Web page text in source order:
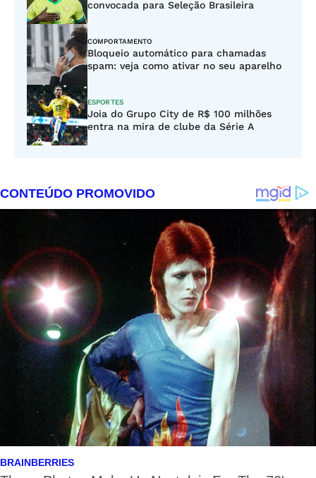
convocada para Seleção Brasileira
COMPORTAMENTO
Bloqueio automático para chamadas
spam: veja como ativar no seu aparelho
ESPORTES
Joia do Grupo City de R$ 100 milhões
entra na mira de clube da Série A